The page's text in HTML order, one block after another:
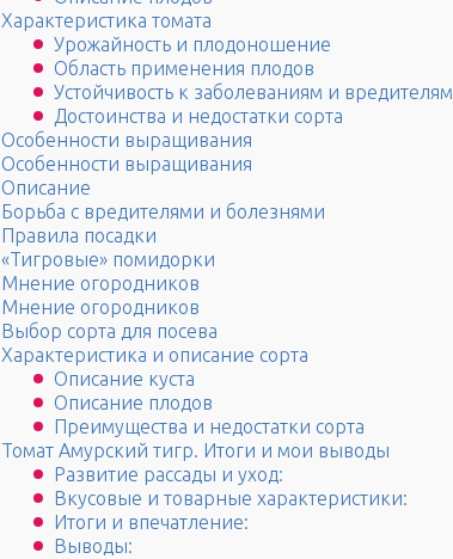
Характеристика томата
Урожайность и плодоношение
Область применения плодов
Устойчивость к заболеваниям и вредителям
Достоинства и недостатки сорта
Особенности выращивания
Особенности выращивания
Описание
Борьба с вредителями и болезнями
Правила посадки
«Тигровые» помидорки
Мнение огородников
Мнение огородников
Выбор сорта для посева
Характеристика и описание сорта
Описание куста
Описание плодов
Преимущества и недостатки сорта
Томат Амурский тигр. Итоги и мои выводы
Развитие рассады и уход:
Вкусовые и товарные характеристики:
Итоги и впечатление:
Выводы: